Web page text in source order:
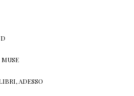
ADESSO